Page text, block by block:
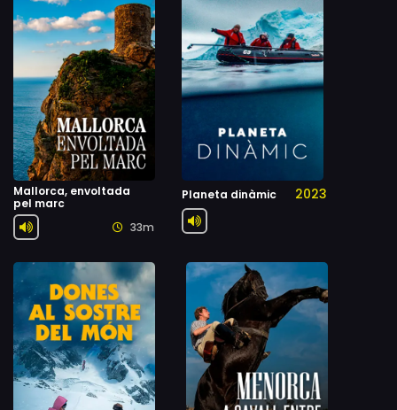
Mallorca, envoltada
pel marc
33m
Planeta dinàmic 2023